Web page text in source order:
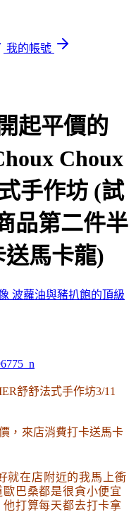
我的帳號
起平價的
Choux
手作坊 (試
品第二件半
馬卡龍)
波蘿油與豬扒飽的頂級
舒舒法式手作坊3/11
， 來店消費打卡送馬卡
就在店附近的我馬上衝
歐巴桑都是很貪小便宜
他打算每天都去打卡拿